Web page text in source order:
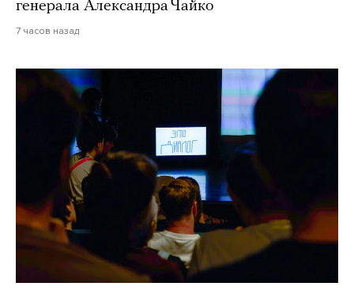
генерала Александра Чайко
7 часов назад